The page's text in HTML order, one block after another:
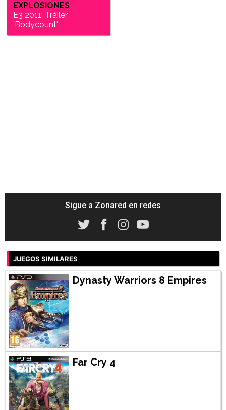
EXPLOSIONES
E3 2011: Tráiler
'Bodycount'
Sigue a Zonared en redes
JUEGOS SIMILARES
Dynasty Warriors 8 Empires
Far Cry 4